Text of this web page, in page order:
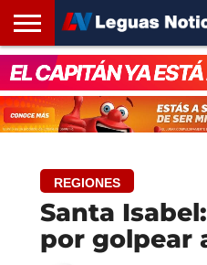
INICIO
SANTA
FE
ROSARIO24
REGIONES
ARGENTINA
OPINIÓN
CONTACTO
REGIONES
Santa
por golpear